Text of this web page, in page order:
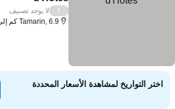
مشاهدة الأسعار
لا يوجد تصنيف
Tamarin, 6.9 كم إلى فليك إن فلاك
اختر التواريخ لمشاهدة الأسعار المحددة